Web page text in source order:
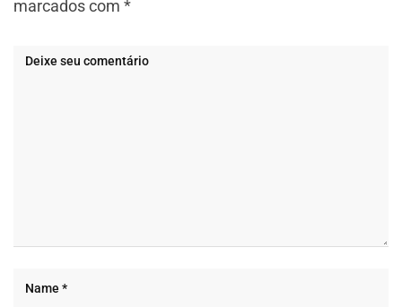
marcados com *